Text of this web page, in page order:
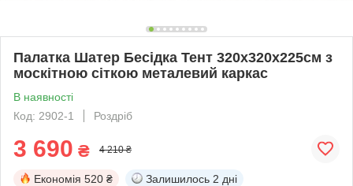
Палатка Шатер Бесідка Тент 320x320x225см з
москітною сіткою металевий каркас
В наявності
Код: 2902-1
Роздріб
3 690 ₴ 4 210 ₴
Економія 520 ₴ Залишилось 2 дні